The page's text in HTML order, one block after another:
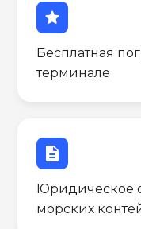
star
Бесплатная
терминале
description
Юридическое
морских